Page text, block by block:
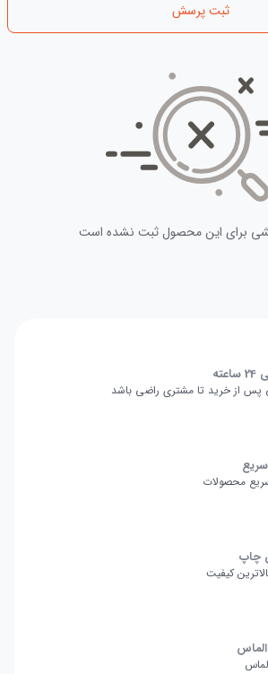
ثبت پرسش
برای این محصول ثبت نشده است
پس از خرید تا مشتری راضی باشد
محصولات
چاپ
کیفیت
الماس